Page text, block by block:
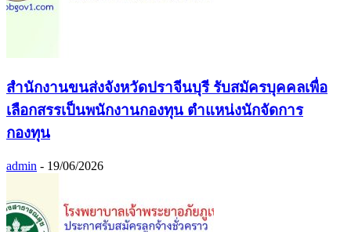
สำนักงานขนส่งจังหวัดปราจีนบุรี รับสมัครบุคคลเพื่อ
เลือกสรรเป็นพนักงานกองทุน ตำแหน่งนักจัดการ
กองทุน
admin - 19/06/2026